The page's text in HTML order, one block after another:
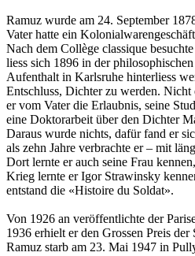
Ramuz wurde am 24. September
Vater hatte ein
Nach dem Collège classique
liess sich 1896 in der
Aufenthalt in Karlsruhe hinterliess
Entschluss, Dichter zu werden.
er vom Vater die Erlaubnis, seine
eine Doktorarbeit über den Dichter
Daraus wurde nichts, dafür fand er
als zehn Jahre verbrachte er – mit
Dort lernte er auch seine Frau
Krieg lernte er Igor Strawinsky
entstand die «Histoire du Soldat».
Von 1926 an veröffentlichte der
1936 erhielt er den Grossen Preis
Ramuz starb am 23. Mai 1947 in